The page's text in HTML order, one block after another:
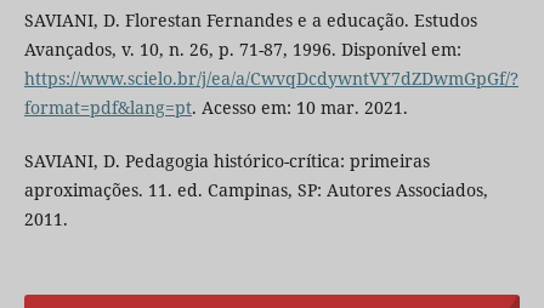
SAVIANI, D. Florestan Fernandes e a educação. Estudos
Avançados, v. 10, n. 26, p. 71-87, 1996. Disponível em:
https://www.scielo.br/j/ea/a/CwvqDcdywntVY7dZDwmGpGf/?
format=pdf&lang=pt. Acesso em: 10 mar. 2021.
SAVIANI, D. Pedagogia histórico-crítica: primeiras
aproximações. 11. ed. Campinas, SP: Autores Associados,
2011.